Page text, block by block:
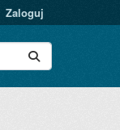
Zaloguj